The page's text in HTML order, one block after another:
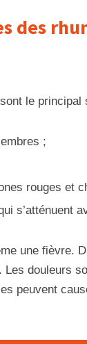
des
le
;
rouges et
s’atténuent
une fièvre.
douleurs
peuvent